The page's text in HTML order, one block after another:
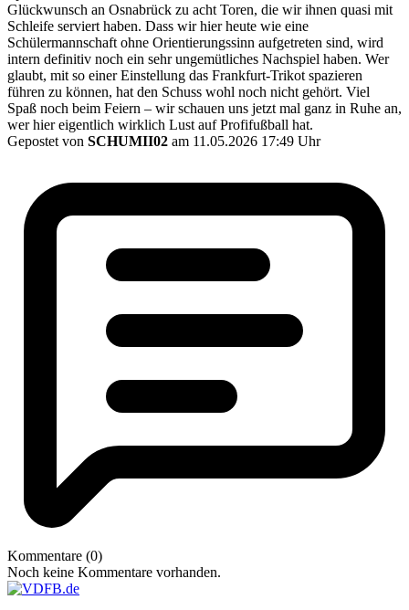
Glückwunsch an Osnabrück zu acht Toren, die wir ihnen quasi mit
Schleife serviert haben. Dass wir hier heute wie eine
Schülermannschaft ohne Orientierungssinn aufgetreten sind, wird
intern definitiv noch ein sehr ungemütliches Nachspiel haben. Wer
glaubt, mit so einer Einstellung das Frankfurt-Trikot spazieren
führen zu können, hat den Schuss wohl noch nicht gehört. Viel
Spaß noch beim Feiern – wir schauen uns jetzt mal ganz in Ruhe an,
wer hier eigentlich wirklich Lust auf Profifußball hat.
Gepostet von SCHUMII02 am 11.05.2026 17:49 Uhr
Kommentare (0)
Noch keine Kommentare vorhanden.